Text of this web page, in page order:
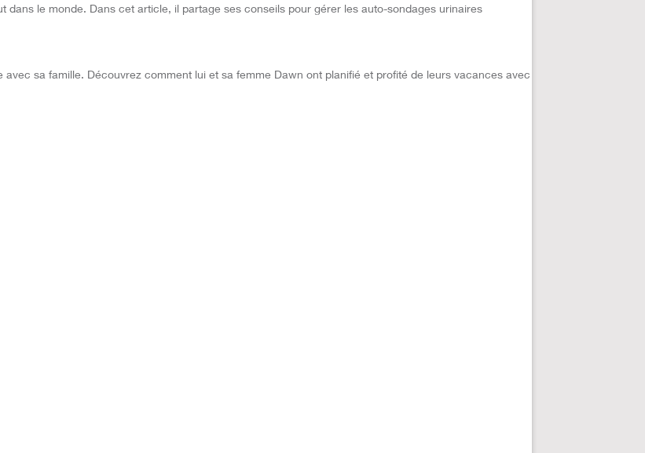
le monde. Dans cet article, il partage ses conseils pour gérer les auto-sondages urinaires
sa famille. Découvrez comment lui et sa femme Dawn ont planifié et profité de leurs vacances avec